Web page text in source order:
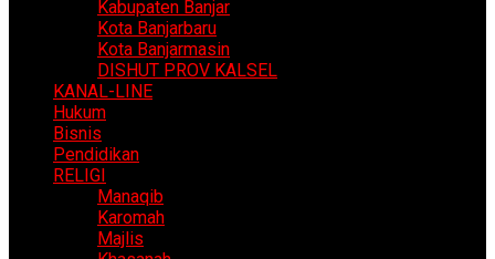
Kabupaten Banjar
Kota Banjarbaru
Kota Banjarmasin
DISHUT PROV KALSEL
KANAL-LINE
Hukum
Bisnis
Pendidikan
RELIGI
Manaqib
Karomah
Majlis